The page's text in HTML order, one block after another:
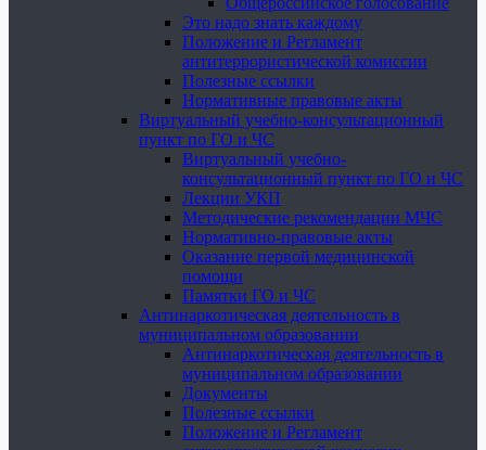
Это надо знать каждому
Положение и Регламент
антитеррористической комиссии
Полезные ссылки
Нормативные правовые акты
Виртуальный учебно-консультационный
пункт по ГО и ЧС
Виртуальный учебно-
консультационный пункт по ГО и ЧС
Лекции УКП
Методические рекомендации МЧС
Нормативно-правовые акты
Оказание первой медицинской
помощи
Памятки ГО и ЧС
Антинаркотическая деятельность в
муниципальном образовании
Антинаркотическая деятельность в
муниципальном образовании
Документы
Полезные ссылки
Положение и Регламент